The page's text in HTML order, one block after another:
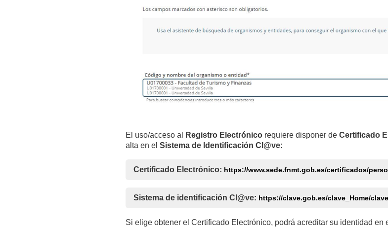
El uso/acceso al Registro Electrónico requiere disponer deCertificado
alta en elSistema de Identificación Cl@ve:
Certificado Electrónico: https://www.sede.fnmt.gob.es/certificados/
Sistema de identificación Cl@ve: https://clave.gob.es/clave_Home/
Si elige obtener el Certificado Electrónico, podrá acreditar su identidad